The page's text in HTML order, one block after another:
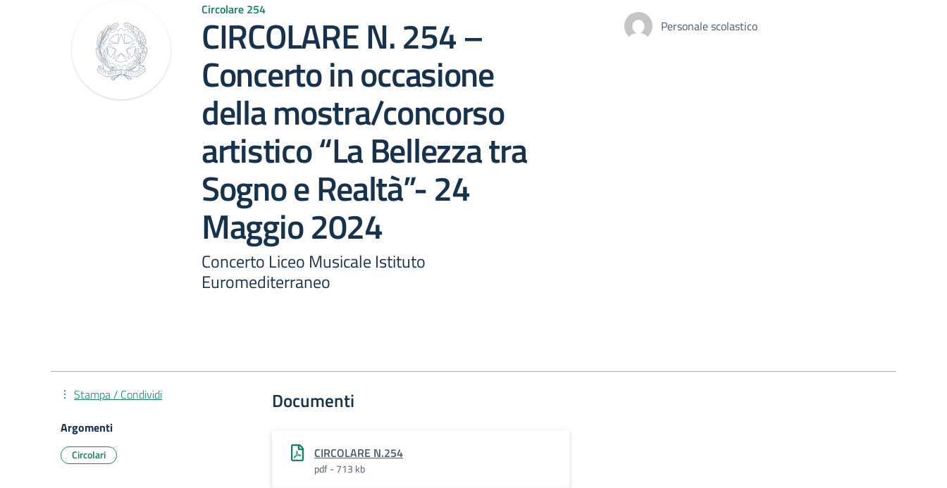
Circolare 254
CIRCOLARE N. 254 –
Concerto in occasione
della mostra/concorso
artistico “La Bellezza tra
Sogno e Realtà”- 24
Maggio 2024
Concerto Liceo Musicale Istituto
Euromediterraneo
Personale scolastico
Documenti
CIRCOLARE N.254
pdf - 713 kb
Stampa / Condividi
Argomenti
Circolari